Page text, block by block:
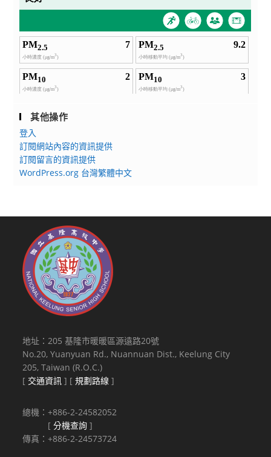
其他操作
登入
訂閱網站內容的資訊提供
訂閱留言的資訊提供
WordPress.org 台灣繁體中文
地址：205 基隆市暖暖區源遠路20號
No.20, Yuanyuan Rd., Nuannuan Dist., Keelung City
205, Taiwan (R.O.C.)
[ 交通資訊 ] [規劃路線 ]
總機：+886-2-24582052
[分機查詢 ]
傳真：+886-2-24573724